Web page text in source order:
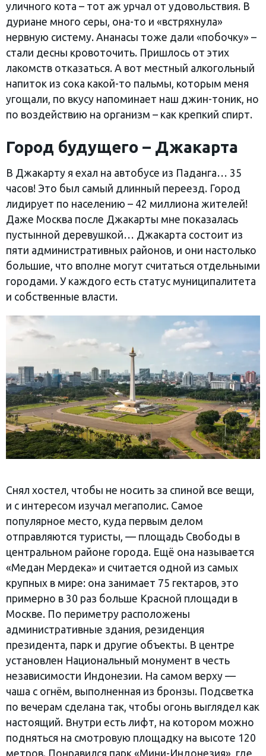
уличного кота – тот аж урчал от удовольствия. В
дуриане много серы, она-то и «встряхнула»
нервную систему. Ананасы тоже дали «побочку» –
стали десны кровоточить. Пришлось от этих
лакомств отказаться. А вот местный алкогольный
напиток из сока какой-то пальмы, которым меня
угощали, по вкусу напоминает наш джин-тоник, но
по воздействию на организм – как крепкий спирт.
Город будущего – Джакарта
В Джакарту я ехал на автобусе из Паданга… 35
часов! Это был самый длинный переезд. Город
лидирует по населению – 42 миллиона жителей!
Даже Москва после Джакарты мне показалась
пустынной деревушкой… Джакарта состоит из
пяти административных районов, и они настолько
большие, что вполне могут считаться отдельными
городами. У каждого есть статус муниципалитета
и собственные власти.
Снял хостел, чтобы не носить за спиной все вещи,
и с интересом изучал мегаполис. Самое
популярное место, куда первым делом
отправляются туристы, — площадь Свободы в
центральном районе города. Ещё она называется
«Медан Мердека» и считается одной из самых
крупных в мире: она занимает 75 гектаров, это
примерно в 30 раз больше Красной площади в
Москве. По периметру расположены
административные здания, резиденция
президента, парк и другие объекты. В центре
установлен Национальный монумент в честь
независимости Индонезии. На самом верху —
чаша с огнём, выполненная из бронзы. Подсветка
по вечерам сделана так, чтобы огонь выглядел как
настоящий. Внутри есть лифт, на котором можно
подняться на смотровую площадку на высоте 120
метров. Понравился парк «Мини-Индонезия», где